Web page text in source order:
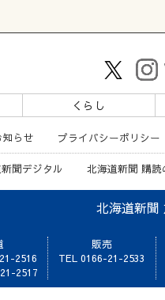
くらし
知らせ プライバシーポリシー
聞デジタル 北海道新聞 購読
北海道新聞
2516
2517
販売
TEL 0166-21-2533